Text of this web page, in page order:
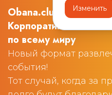
Изменить
Obana.club
Корпоративные квизы
по всему миру
Новый формат
события!
Тот случай, когда за